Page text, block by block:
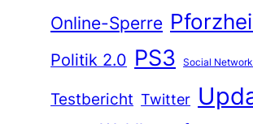
Online-Sperre
Politik 2.0 PS3 Social
Testbericht Twitter